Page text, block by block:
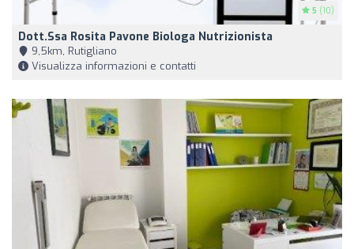
5 (10)
Dott.ssa Rosita Pavone Biologa Nutrizionista
9,5km, Rutigliano
Visualizza informazioni e contatti